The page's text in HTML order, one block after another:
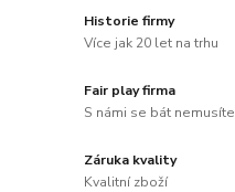
Historie firmy
Více jak 20 let na trhu
Fair play firma
S námi se bát nemusíte
Záruka kvality
Kvalitní zboží